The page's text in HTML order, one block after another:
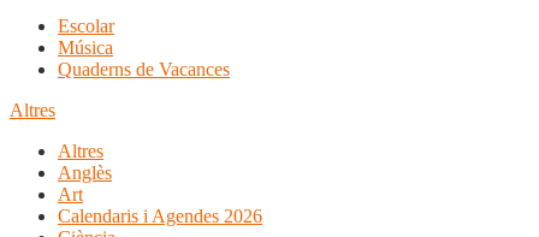
Escolar
Música
Quaderns de Vacances
Altres
Altres
Anglès
Art
Calendaris i Agendes 2026